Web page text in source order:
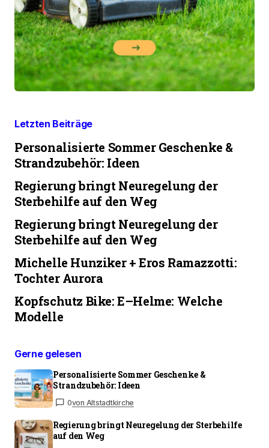
Letzten Beiträge
Personalisierte Sommer Geschenke &
Strandzubehör: Ideen
Regierung bringt Neuregelung der
Sterbehilfe auf den Weg
Regierung bringt Neuregelung der
Sterbehilfe auf den Weg
Michelle Hunziker + Eros Ramazzotti:
Tochter Aurora
Kopfschutz Bike: E–Helme: Welche
Modelle
Gerne gelesen
Personalisierte Sommer Geschenke &
Strandzubehör: Ideen
0von Altstadtkirche
Regierung bringt Neuregelung der Sterbehilfe
auf den Weg